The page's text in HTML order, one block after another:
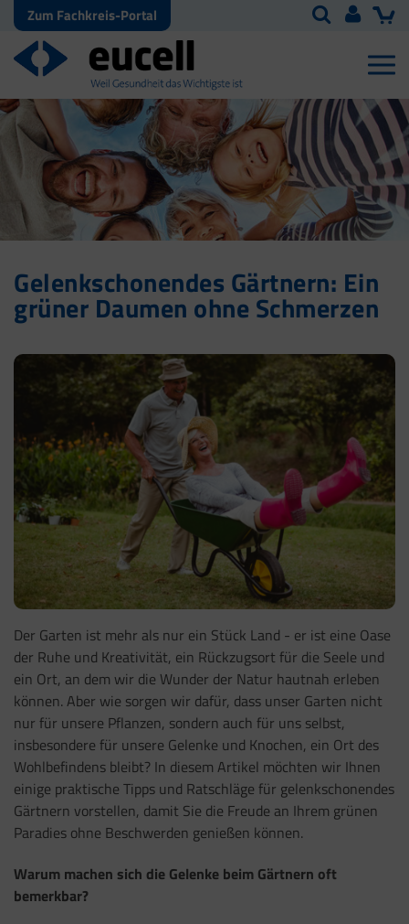
Zum Fachkreis-Portal
Gelenkschonendes Gärtnern: Ein
grüner Daumen ohne Schmerzen
Der Garten ist mehr als nur ein Stück Land - er ist eine Oase
der Ruhe und Kreativität, ein Rückzugsort für die Seele und
ein Ort, an dem wir die Wunder der Natur hautnah erleben
können. Aber wie sorgen wir dafür, dass unser Garten nicht
nur für unsere Pflanzen, sondern auch für uns selbst,
insbesondere für unsere Gelenke und Knochen, ein Ort des
Wohlbefindens bleibt? In diesem Artikel möchten wir Ihnen
einige praktische Tipps und Ratschläge für gelenkschonendes
Gärtnern vorstellen, damit Sie die Freude an Ihrem grünen
Paradies ohne Beschwerden genießen können.
Warum machen sich die Gelenke beim Gärtnern oft
bemerkbar?